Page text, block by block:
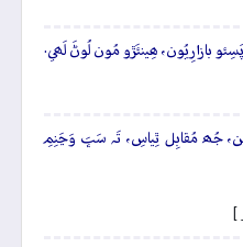
بازارِيُون، ھِينئَڙو مُون لُوڻَ لَھي.
جُھ مُقابِل ٿِياسِ، تَہ سَڀَ وَڃَنِمِ